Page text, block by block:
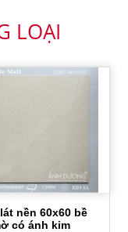
LOẠI
nền 60x60 bề
có ánh kim